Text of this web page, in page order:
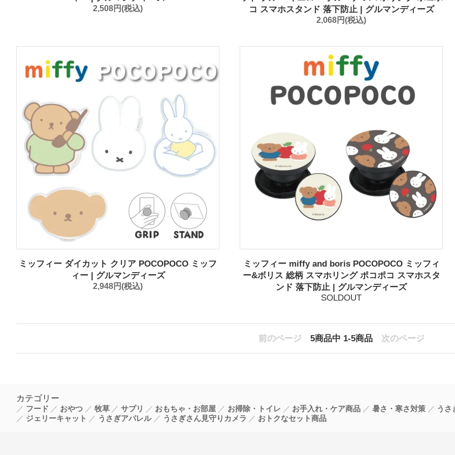
2,508円(税込)
コ スマホスタンド 落下防止 | グルマンディーズ
2,068円(税込)
ミッフィー ダイカット クリア POCOPOCO ミッフ
ィー | グルマンディーズ
2,948円(税込)
ミッフィー miffy and boris POCOPOCO ミッフィ
ー&ボリス 総柄 スマホリング ポコポコ スマホスタ
ンド 落下防止 | グルマンディーズ
SOLDOUT
前のページ 5商品中 1-5商品 次のページ
カテゴリー
フード おやつ 牧草 サプリ おもちゃ・お部屋 お掃除・トイレ お手入れ・ケア商品 暑さ・寒さ対策
うさ
ジェリーキャット
うさぎアパレル うさぎさん見守りカメラ おトクなセット商品